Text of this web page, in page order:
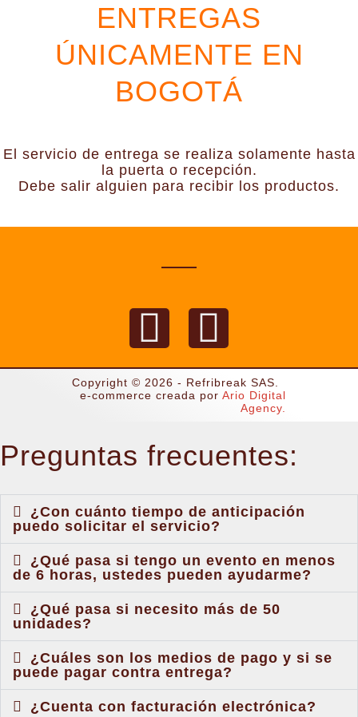
ENTREGAS
ÚNICAMENTE EN
BOGOTÁ
El servicio de entrega se realiza solamente hasta
la puerta o recepción.
Debe salir alguien para recibir los productos.
F
a
c
e
b
o
o
k
I
n
s
t
a
g
r
a
m
Copyright © 2026 - Refribreak SAS.
e-commerce creada porArio Digital
Agency.
Preguntas frecuentes:
¿Con cuánto tiempo de anticipación
puedo solicitar el servicio?
¿Qué pasa si tengo un evento en menos
de 6 horas, ustedes pueden ayudarme?
¿Qué pasa si necesito más de 50
unidades?
¿Cuáles son los medios de pago y si se
puede pagar contra entrega?
¿Cuenta con facturación electrónica?